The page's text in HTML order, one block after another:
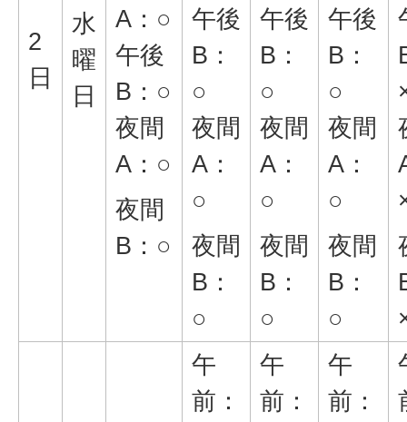
2
日
水
曜
日
A：○
午後
B：○
夜間
A：○
夜間
B：○
午後
B：
○
夜間
A：
○
夜間
B：
○
午後
B：
○
夜間
A：
○
夜間
B：
○
午後
B：
○
夜間
A：
○
夜間
B：
○
午
前：
午
前：
午
前：